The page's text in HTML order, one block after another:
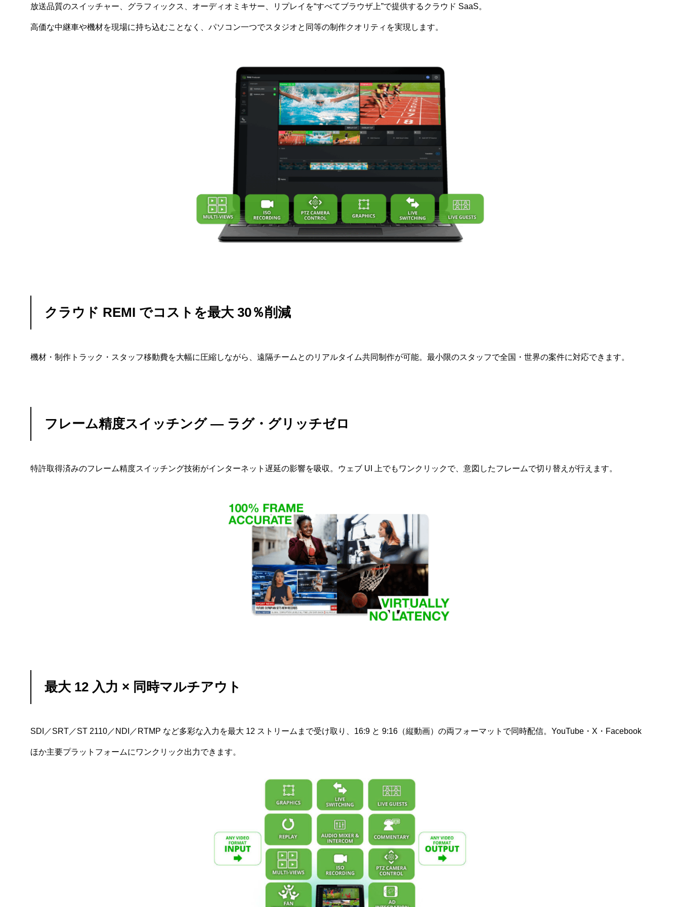
放送品質のスイッチャー、グラフィックス、オーディオミキサー、リプレイを“すべてブラウザ上”で提供するクラウド SaaS。
高価な中継車や機材を現場に持ち込むことなく、パソコン一つでスタジオと同等の制作クオリティを実現します。
クラウド REMI でコストを最大 30％削減
機材・制作トラック・スタッフ移動費を大幅に圧縮しながら、遠隔チームとのリアルタイム共同制作が可能。最小限のスタッフで全国・世界の案件に対応できます。​
フレーム精度スイッチング ― ラグ・グリッチゼロ
特許取得済みのフレーム精度スイッチング技術がインターネット遅延の影響を吸収。ウェブ UI 上でもワンクリックで、意図したフレームで切り替えが行えます。
最大 12 入力 × 同時マルチアウト
SDI／SRT／ST 2110／NDI／RTMP など多彩な入力を最大 12 ストリームまで受け取り、16:9 と 9:16（縦動画）の両フォーマットで同時配信。YouTube・X・Facebook
ほか主要プラットフォームにワンクリック出力できます。